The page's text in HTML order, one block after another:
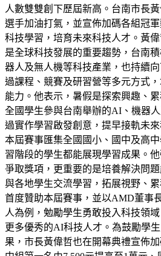
人數雙雙創下歷屆新高。台南市長
選手加油打氣，並宣佈加碼各組冠
科技學習，培育未來科技人才。黃
是全球科技發展的重要趨勢，台南
器人及無人機等科技產業，也持續
過課程、競賽及研習營等多元方式
能力。他表示，暑假是探索興趣、
全國學生參與台南舉辦的AI、機器
過實作學習啟發創意，提早接軌未
本屆賽事匯集全國國小、國中及高
習階段的學生都能展現學習成果。
爭取獎項，更重要的是培養解決問
與各地學生交流學習，拓展視野、
首度贊助本屆賽事，並以AMD董事
人為例，勉勵學生勇敢投入科技領
更多優秀的AI科技人才。為鼓勵學
果，市長黃偉哲也在開幕典禮宣佈